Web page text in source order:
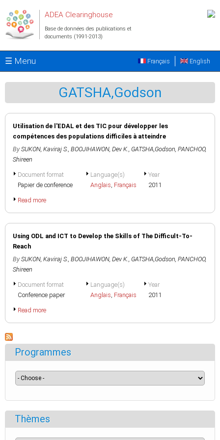
ADEA Clearinghouse
Base de données des publications et
documents (1991-2013)
☰ Menu English
Français
GATSHA,Godson
Utilisation de l'EDAL et des TIC pour développer les
compétences des populations difficiles à atteindre
By SUKON, Kaviraj S., BOOJIHAWON, Dev K., GATSHA,Godson, PANCHOO,
Shireen
Document format
Papier de conference
Language(s)
Anglais, Français
Year
2011
Read more
Using ODL and ICT to Develop the Skills of The Difficult-To-
Reach
By SUKON, Kaviraj S., BOOJIHAWON, Dev K., GATSHA,Godson, PANCHOO,
Shireen
Document format
Conference paper
Language(s)
Anglais, Français
Year
2011
Read more
Programmes
Thèmes